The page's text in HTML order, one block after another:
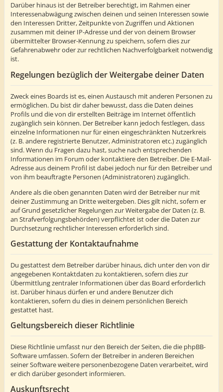
Darüber hinaus ist der Betreiber berechtigt, im Rahmen einer
Interessenabwägung zwischen deinen und seinen Interessen sowie
den Interessen Dritter, Zeitpunkte von Zugriffen und Aktionen
zusammen mit deiner IP-Adresse und der von deinem Browser
übermittelter Browser-Kennung zu speichern, sofern dies zur
Gefahrenabwehr oder zur rechtlichen Nachverfolgbarkeit notwendig
ist.
Regelungen bezüglich der Weitergabe deiner Daten
Zweck eines Boards ist es, einen Austausch mit anderen Personen zu
ermöglichen. Du bist dir daher bewusst, dass die Daten deines
Profils und die von dir erstellten Beiträge im Internet öffentlich
zugänglich sein können. Der Betreiber kann jedoch festlegen, dass
einzelne Informationen nur für einen eingeschränkten Nutzerkreis
(z. B. andere registrierte Benutzer, Administratoren etc.) zugänglich
sind. Wenn du Fragen dazu hast, suche nach entsprechenden
Informationen im Forum oder kontaktiere den Betreiber. Die E-Mail-
Adresse aus deinem Profil ist dabei jedoch nur für den Betreiber und
von ihm beauftragte Personen (Administratoren) zugänglich.
Andere als die oben genannten Daten wird der Betreiber nur mit
deiner Zustimmung an Dritte weitergeben. Dies gilt nicht, sofern er
auf Grund gesetzlicher Regelungen zur Weitergabe der Daten (z. B.
an Strafverfolgungsbehörden) verpflichtet ist oder die Daten zur
Durchsetzung rechtlicher Interessen erforderlich sind.
Gestattung der Kontaktaufnahme
Du gestattest dem Betreiber darüber hinaus, dich unter den von dir
angegebenen Kontaktdaten zu kontaktieren, sofern dies zur
Übermittlung zentraler Informationen über das Board erforderlich
ist. Darüber hinaus dürfen er und andere Benutzer dich
kontaktieren, sofern du dies in deinem persönlichen Bereich
gestattet hast.
Geltungsbereich dieser Richtlinie
Diese Richtlinie umfasst nur den Bereich der Seiten, die die phpBB-
Software umfassen. Sofern der Betreiber in anderen Bereichen
seiner Software weitere personenbezogene Daten verarbeitet, wird
er dich darüber gesondert informieren.
Auskunftsrecht